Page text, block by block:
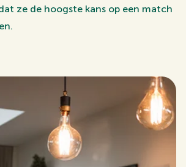
ze de hoogste kans op een match